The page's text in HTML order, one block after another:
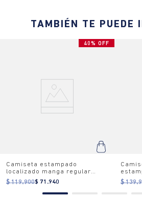
TAMBIÉN TE PUEDE
40% OFF
Camiseta estampado
localizado manga regular
cuello redondo para mujer
$ 119.900$ 71.940
$